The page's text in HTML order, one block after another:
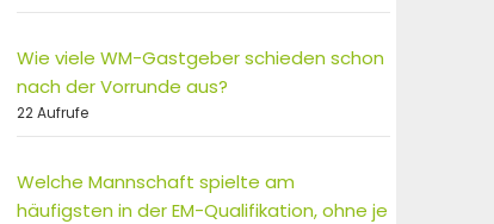
Wie viele WM-Gastgeber schieden schon
nach der Vorrunde aus?
22 Aufrufe
Welche Mannschaft spielte am
häufigsten in der EM-Qualifikation, ohne je